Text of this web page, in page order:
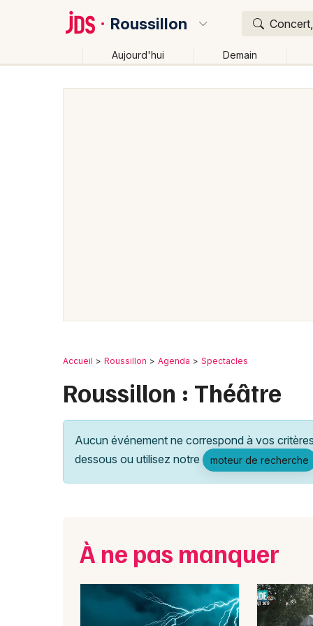
Roussillon
Aujourd'hui Demain
Accueil Roussillon Agenda Spectacles
Roussillon : Théâtre
Aucun événement ne correspond à vos
dessous ou utilisez notre
moteur de recherche
À ne pas manquer